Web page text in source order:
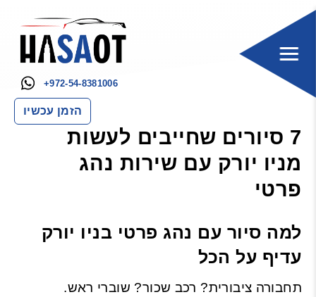
+972-54-8381006
הזמן עכשיו
7 סיורים שחייבים לעשות
מניו יורק עם שירות נהג
פרטי
למה סיור עם נהג פרטי בניו יורק
עדיף על הכל
תחבורה ציבורית? רכב שכור? שוברי ראש.